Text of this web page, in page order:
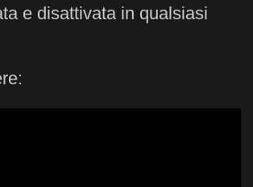
e disattivata in qualsiasi